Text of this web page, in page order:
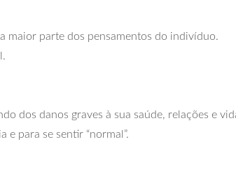
maior parte dos pensamentos do indivíduo.
dos danos graves à sua saúde, relações e
e para se sentir “normal”.